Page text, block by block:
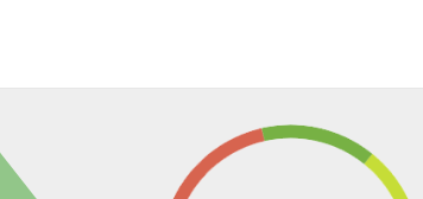
cura per garantire la precisione e la correttezza dei
essa non ha alcun valore in sede contrattuale.